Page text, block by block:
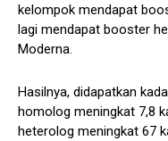
kelompok mendapat
lagi mendapat booster
Moderna.
Hasilnya, didapatkan
homolog meningkat 7,8
heterolog meningkat 67